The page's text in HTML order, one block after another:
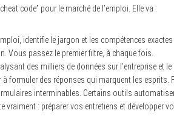
code” pour le marché de l’emploi. Elle va :
identifie le jargon et les compétences
Vous passez le premier filtre, à chaque fois.
des milliers de données sur l’entreprise et le
formuler des réponses qui marquent les esprits.
interminables. Certains outils
: préparer vos entretiens et développer